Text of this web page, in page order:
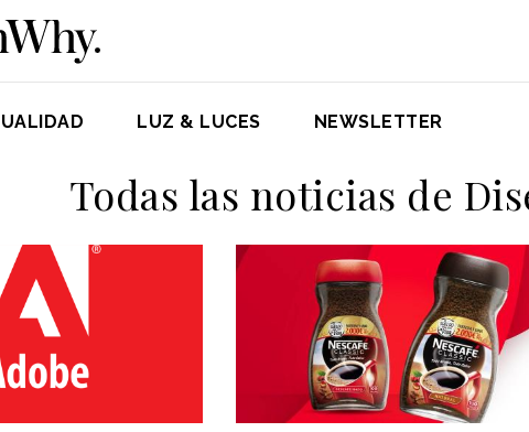
LUZ & LUCES NEWSLETTER
Todas las noticias de